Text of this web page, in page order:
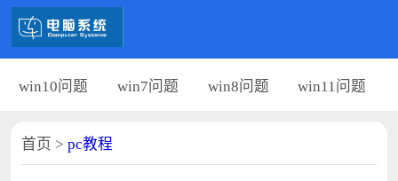
win10问题 win7问题 win8问题 win11问题
首页 > pc教程